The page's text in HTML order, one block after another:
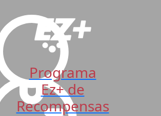
Programa
Ez+ de
Recompensas